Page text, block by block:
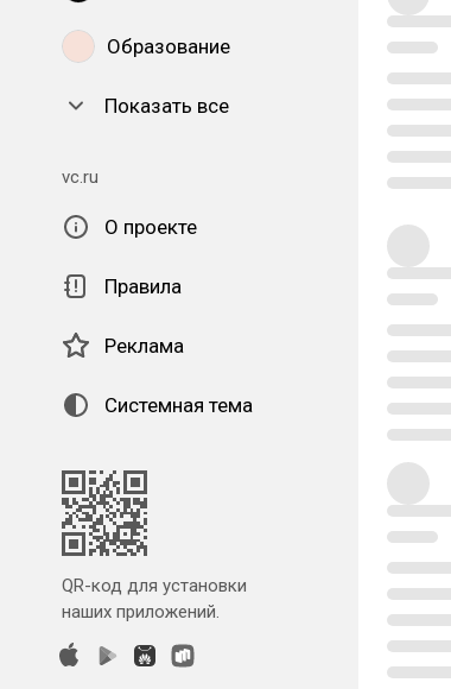
Образование
Показать все
vc.ru
О проекте
Правила
Реклама
Системная тема
QR-код для установки
наших приложений.